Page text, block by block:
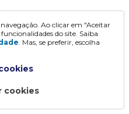
Ao clicar em "Aceitar
do site. Saiba
. Mas, se preferir, escolha
cookies